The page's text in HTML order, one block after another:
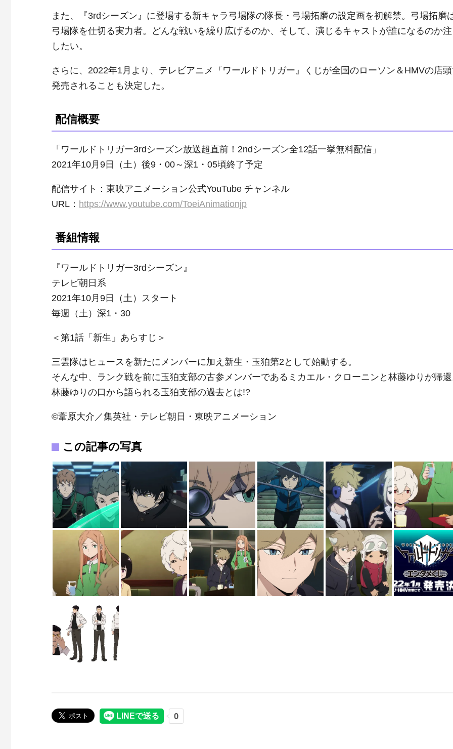
また、『3rd シーズン』に登場する新キャラ弓場隊の隊長・弓場拓磨の設定画を初解禁。弓場拓磨
弓場隊を仕切る実力者。どんな戦いを繰り広げるのか、そして、演じるキャストが誰になるのか
したい。
さらに、2022年1月より、テレビアニメ『ワールドトリガー』くじが全国のローソン＆ HMVの店
発売されることも決定した。
配信概要
「ワールドトリガー3rdシーズン放送超直前！2ndシーズン全12話一挙無料配信」
2021年10月9日（土）後9・00～深1・05頃終了予定
配信サイト：東映アニメーション公式YouTube チャンネル
URL： https://www.youtube.com/ToeiAnimationjp
番組情報
『ワールドトリガー3rdシーズン』
テレビ朝日系
2021年10月9日（土）スタート
毎週（土）深1・30
＜第1話「新生」あらすじ＞
三雲隊はヒュースを新たにメンバーに加え新生・玉狛第2として始動する。
そんな中、ランク戦を前に玉狛支部の古参メンバーであるミカエル・クローニンと林藤ゆりが帰
林藤ゆりの口から語られる玉狛支部の過去とは!?
©葦原大介／集英社・テレビ朝日・東映アニメーション
この記事の写真